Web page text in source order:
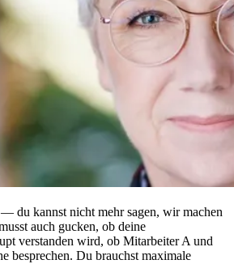
du kannst nicht mehr sagen, wir machen
auch gucken, ob deine
verstanden wird, ob Mitarbeiter A und
besprechen. Du brauchst maximale